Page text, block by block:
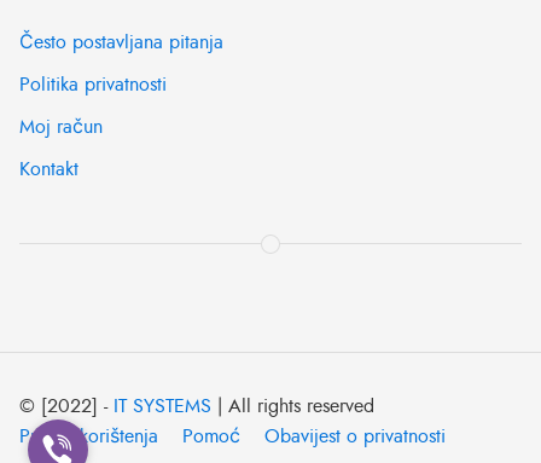
Često postavljana pitanja
Politika privatnosti
Moj račun
Kontakt
© [2022] - IT SYSTEMS | All rights reserved
Pravila korištenja
Pomoć Obavijest o privatnosti